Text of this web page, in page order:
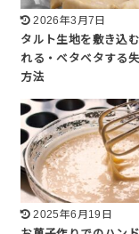
2026年3月7日
タルト生地を敷き込
れる・ベタベタする
方法
2025年6月19日